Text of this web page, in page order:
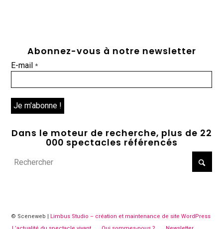
Abonnez-vous à notre newsletter
E-mail*
Dans le moteur de recherche, plus de 22
000 spectacles référencés
© Sceneweb |
Limbus Studio – création et maintenance de site WordPress